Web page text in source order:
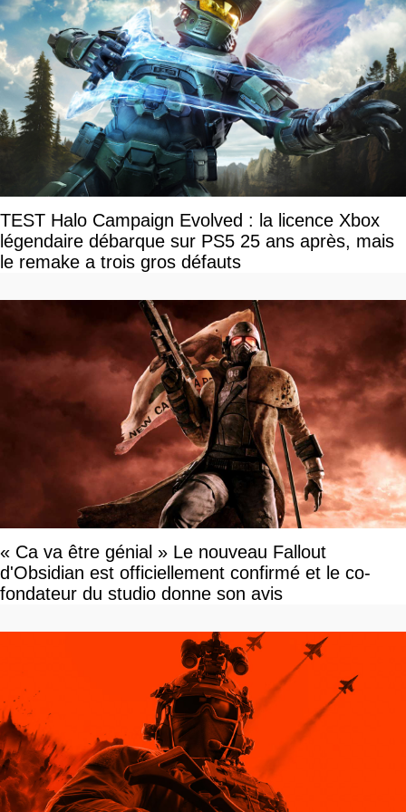
TEST Halo Campaign Evolved : la licence Xbox
légendaire débarque sur PS5 25 ans après, mais
le remake a trois gros défauts
« Ca va être génial » Le nouveau Fallout
d'Obsidian est officiellement confirmé et le co-
fondateur du studio donne son avis